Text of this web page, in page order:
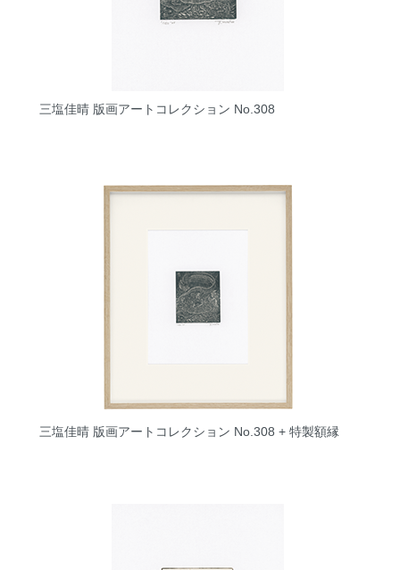
三塩佳晴 版画アートコレクション No.308
三塩佳晴 版画アートコレクション No.308 + 特製額縁